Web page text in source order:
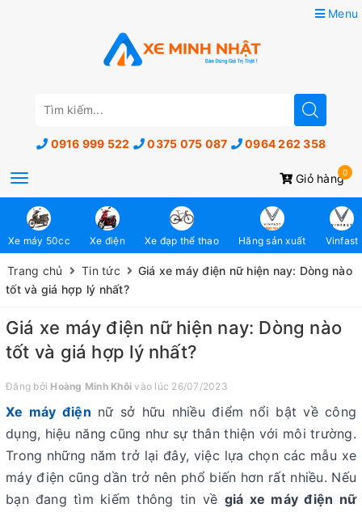
Menu
0916 999 522 0375 075 087 0964 262 358
Giỏ hàng0
Toggle
navigation
Xe máy 50cc Xe điện Xe đạp thể thao Hãng sản xuất Vinfast
Trang chủ Tin tức
Giá xe máy điện nữ hiện nay: Dòng nào
tốt và giá hợp lý nhất?
Giá xe máy điện nữ hiện nay: Dòng nào
tốt và giá hợp lý nhất?
Đăng bởi Hoàng Minh Khôi vào lúc 26/07/2023
Xe máy điện nữ sở hữu nhiều điểm nổi bật về công
dụng, hiệu năng cũng như sự thân thiện với môi trường.
Trong những năm trở lại đây, việc lựa chọn các mẫu xe
máy điện cũng dần trở nên phổ biến hơn rất nhiều. Nếu
bạn đang tìm kiếm thông tin về giá xe máy điện nữ